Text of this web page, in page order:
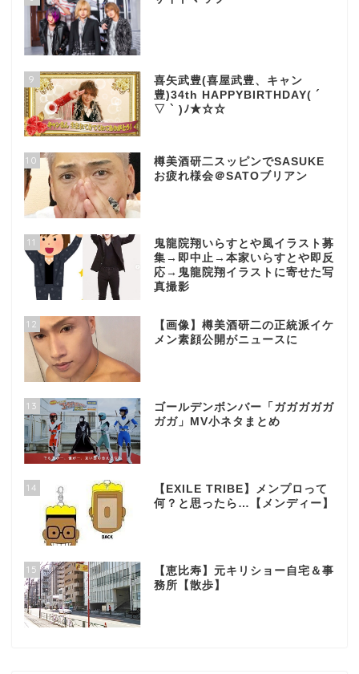
9
喜矢武豊(喜屋武豊、キャン
豊)34th HAPPYBIRTHDAY( ´
▽ ` )ﾉ★☆☆
10
樽美酒研二スッピンでSASUKE
お疲れ様会＠SATOブリアン
11
鬼龍院翔いらすとや風イラスト募
集→即中止→本家いらすとや即反
応→鬼龍院翔イラストに寄せた写
真撮影
12
【画像】樽美酒研二の正統派イケ
メン素顔公開がニュースに
13
ゴールデンボンバー「ガガガガガ
ガガ」MV小ネタまとめ
14
【EXILE TRIBE】メンプロって
何？と思ったら…【メンディー】
15
【恵比寿】元キリショー自宅＆事
務所【散歩】